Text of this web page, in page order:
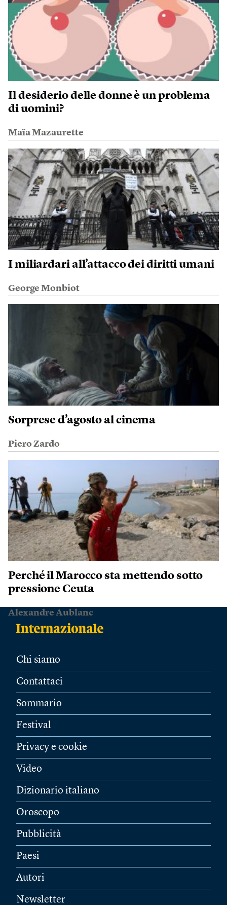
Il desiderio delle donne è un problema
di uomini?
Maïa Mazaurette
I miliardari all’attacco dei diritti umani
George Monbiot
Sorprese d’agosto al cinema
Piero Zardo
Perché il Marocco sta mettendo sotto
pressione Ceuta
Alexandre Aublanc
Chi siamo
Contattaci
Sommario
Festival
Privacy e cookie
Video
Dizionario italiano
Oroscopo
Pubblicità
Paesi
Autori
Newsletter